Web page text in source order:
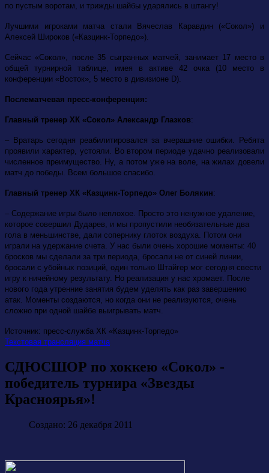
по пустым воротам, и трижды шайбы ударялись в штангу!
Лучшими игроками матча стали Вячеслав Каравдин («Сокол») и
Алексей Широков («Казцинк-Торпедо»).
Сейчас «Сокол», после 35 сыгранных матчей, занимает 17 место в
общей турнирной таблице, имея в активе 42 очка (10 место в
конференции «Восток», 5 место в дивизионе D).
Послематчевая пресс-конференция:
Главный тренер ХК «Сокол» Александр Глазков:
– Вратарь сегодня реабилитировался за вчерашние ошибки. Ребята
проявили характер, устояли. Во втором периоде удачно реализовали
численное преимущество. Ну, а потом уже на воле, на жилах довели
матч до победы. Всем большое спасибо.
Главный тренер ХК «Казцинк-Торпедо» Олег Болякин:
– Содержание игры было неплохое. Просто это ненужное удаление,
которое совершил Дударев, и мы пропустили необязательные два
гола в меньшинстве, дали сопернику глоток воздуха. Потом они
играли на удержание счета. У нас были очень хорошие моменты: 40
бросков мы сделали за три периода, бросали не от синей линии,
бросали с убойных позиций, один только Штайгер мог сегодня свести
игру к ничейному результату. Но реализация у нас хромает. После
нового года утренние занятия будем уделять как раз завершению
атак. Моменты создаются, но когда они не реализуются, очень
сложно при одной шайбе выигрывать матч.
Источник: пресс-служба ХК «Казцинк-Торпедо»
Текстовая трансляция матча
СДЮСШОР по хоккею «Сокол» -
победитель турнира «Звезды
Красноярья»!
Создано: 26 декабря 2011